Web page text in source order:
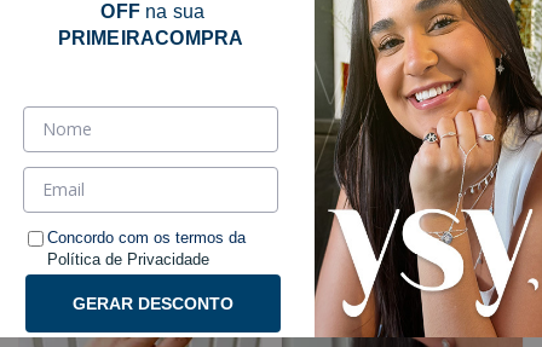
Erro - 404
Desculpe, mas a página que você está
procurando não existe.
Talvez você se interesse pelos seguintes produtos.
OFF na sua
PRIMEIRACOMPRA
Concordo com os termos da
Política de Privacidade
GERAR DESCONTO